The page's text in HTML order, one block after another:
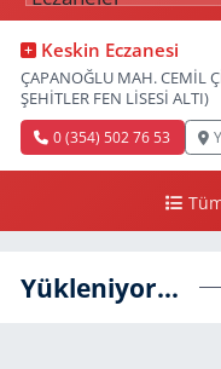
Keskin Eczanesi
ÇAPANOĞLU MAH. CEMİL
ŞEHİTLER FEN LİSESİ ALTI)
0 (354) 502 76 53
Yükleniyor...